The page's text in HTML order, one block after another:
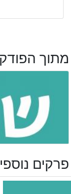
מתוך
פרקים